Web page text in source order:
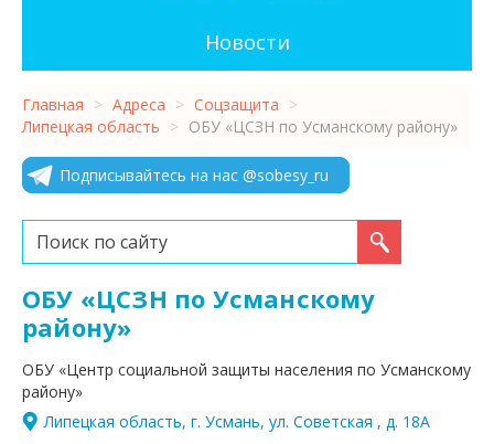
Новости
Главная > Адреса > Соцзащита >
Липецкая область > ОБУ «ЦСЗН по Усманскому району»
Подписывайтесь на нас @sobesy_ru
Искать...
ОБУ «ЦСЗН по Усманскому
району»
ОБУ «Центр социальной защиты населения по Усманскому
району»
Липецкая область, г. Усмань, ул. Советская , д. 18А